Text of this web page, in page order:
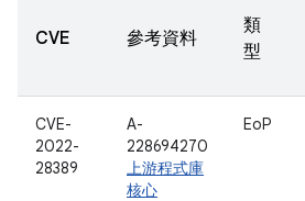
CVE 參考資料
類
型
CVE-
2022-
28389
A-
228694270
上游程式庫
核心
EoP